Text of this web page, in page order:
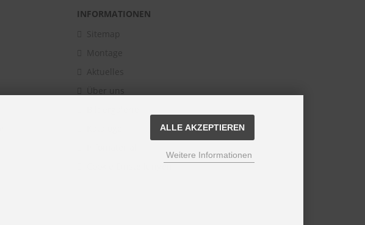
INFORMATIONEN
Sitemap
Montage
Aktuelles
Über uns
Cookie Einstellungen
ALLE AKZEPTIEREN
Weitere Informationen